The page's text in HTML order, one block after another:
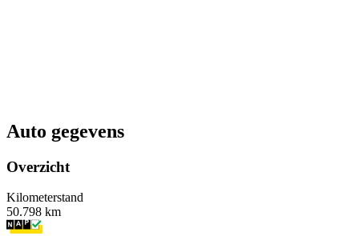
Auto gegevens
Overzicht
Kilometerstand
50.798 km